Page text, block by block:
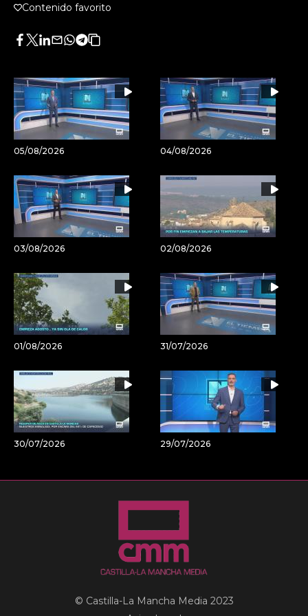
Contenido favorito
Facebook
Twitter
LinkedIn
Enviar
Whatsapp
Telegram
Copiar
artículo
05/08/2026 04/08/2026
03/08/2026 02/08/2026
01/08/2026 31/07/2026
30/07/2026 29/07/2026
© Castilla-La Mancha Media 2023